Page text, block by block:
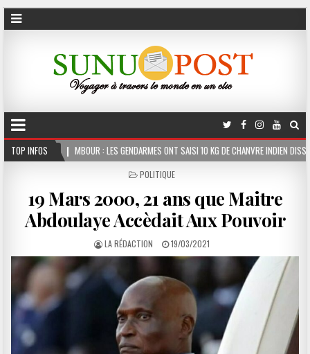
TOP INFOS
: LES GENDARMES ONT SAISI 10 KG DE CHANVRE INDIEN DISSIMULÉS DANS LE COFFRE
POSTED
POLITIQUE
19 Mars 2000, 21 ans que Maitre
Abdoulaye Accèdait Aux Pouvoir
LA RÉDACTION 19/03/2021